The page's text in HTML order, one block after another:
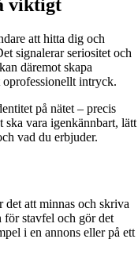
viktigt
att hitta dig och
signalerar seriositet och
däremot skapa
intryck.
på nätet – precis
vara igenkännbart, lätt
vad du erbjuder.
det att minnas och skriva
för stavfel och gör det
i en annons eller på ett